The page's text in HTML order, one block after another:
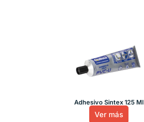
Adhesivo Sintex 125 Ml
Ver más